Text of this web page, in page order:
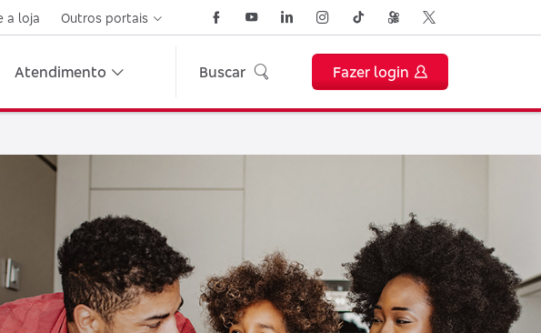
a loja Outros portais
Atendimento Buscar Fazer login